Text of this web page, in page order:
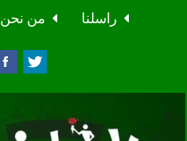
من نحن راسلنا